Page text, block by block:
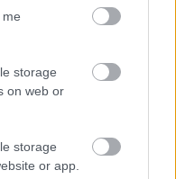
storage
on web or
storage
or app.